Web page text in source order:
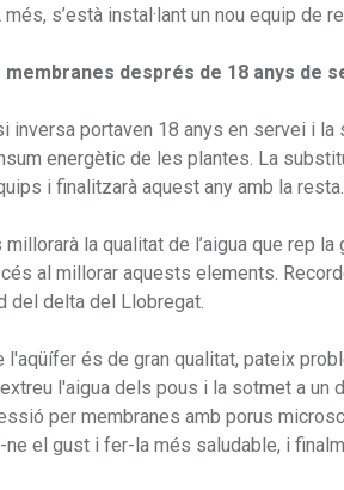
s’està instal·lant un nou equip de
després de 18 anys de
inversa portaven 18 anys en servei i
energètic de les plantes. La
i finalitzarà aquest any amb la resta.
la qualitat de l’aigua que rep
al millorar aquests elements.
del delta del Llobregat.
és de gran qualitat, pateix
l'aigua dels pous i la sotmet a
per membranes amb porus
el gust i fer-la més saludable, i